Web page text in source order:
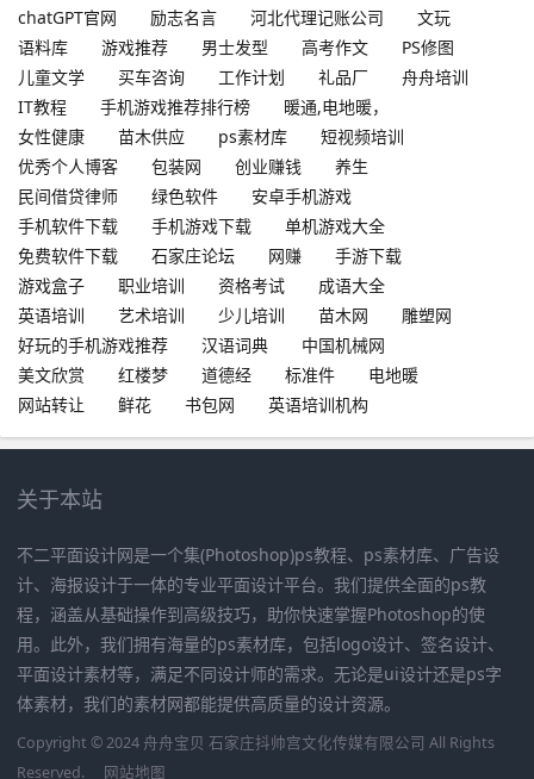
chatGPT官网
励志名言 河北代理记账公司
文玩
语料库
游戏推荐 男士发型 高考作文
PS修图
儿童文学
买车咨询 工作计划 礼品厂
舟舟培训
IT教程
手机游戏推荐排行榜
暖通,电地暖，
女性健康
苗木供应 ps素材库
短视频培训
优秀个人博客
包装网 创业赚钱
养生
民间借贷律师
绿色软件
安卓手机游戏
手机软件下载
手机游戏下载
单机游戏大全
免费软件下载
石家庄论坛 网赚
手游下载
游戏盒子
职业培训 资格考试
成语大全
英语培训
艺术培训 少儿培训 苗木网
雕塑网
好玩的手机游戏推荐
汉语词典
中国机械网
美文欣赏
红楼梦 道德经 标准件
电地暖
网站转让
鲜花 书包网 英语培训机构
关于本站
不二平面设计网是一个集(Photoshop)ps教程、ps素材库、广告设
计、海报设计于一体的专业平面设计平台。我们提供全面的ps教
程，涵盖从基础操作到高级技巧，助你快速掌握Photoshop的使
用。此外，我们拥有海量的ps素材库，包括logo设计、签名设计、
平面设计素材等，满足不同设计师的需求。无论是ui设计还是ps字
体素材，我们的素材网都能提供高质量的设计资源。
Copyright © 2024 舟舟宝贝 石家庄抖帅宫文化传媒有限公司 All Rights
Reserved.
网站地图